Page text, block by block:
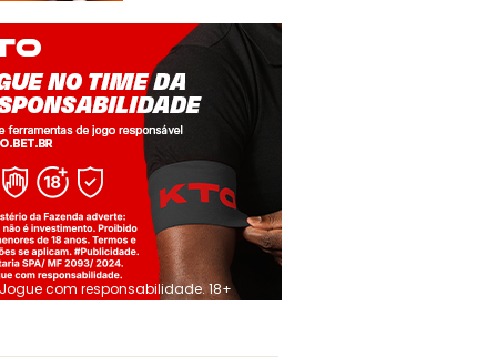
Jogue com responsabilidade. 18+